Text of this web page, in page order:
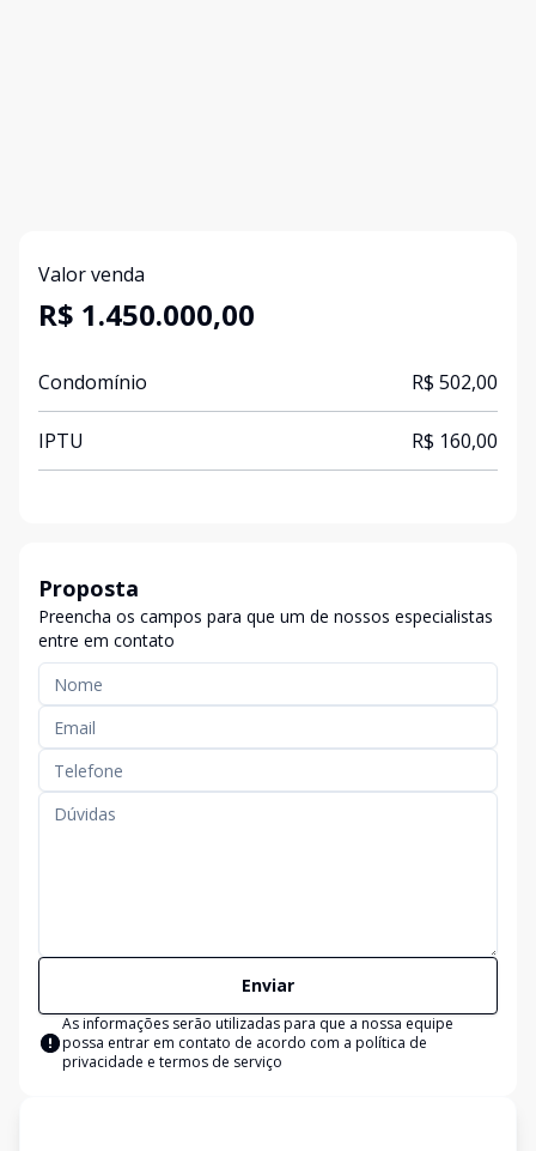
Valor venda
R$ 1.450.000,00
Condomínio R$ 502,00
IPTU R$ 160,00
Proposta
Preencha os campos para que um de nossos especialistas
entre em contato
Enviar
As informações serão utilizadas para que a nossa equipe
possa entrar em contato de acordo com a política de
privacidade e termos de serviço